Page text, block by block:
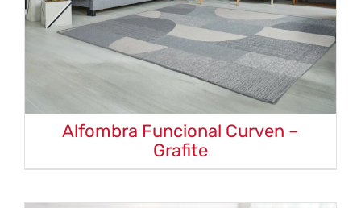
Alfombra Funcional Curven –
Grafite